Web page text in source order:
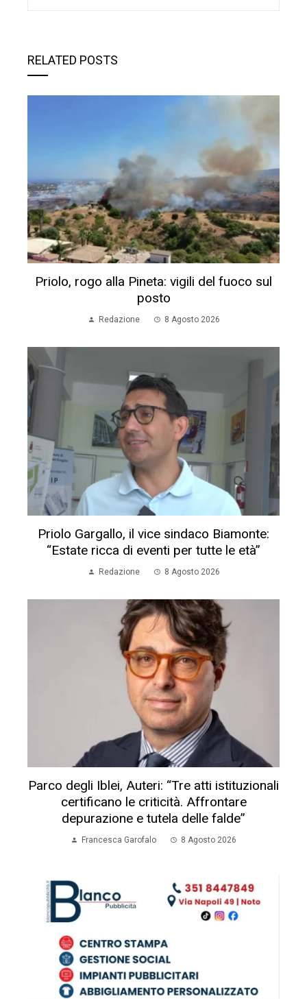
RELATED POSTS
Priolo, rogo alla Pineta: vigili del fuoco sul
posto
Redazione 8 Agosto 2026
Priolo Gargallo, il vice sindaco Biamonte:
“Estate ricca di eventi per tutte le età”
Redazione 8 Agosto 2026
Parco degli Iblei, Auteri: “Tre atti istituzionali
certificano le criticità. Affrontare
depurazione e tutela delle falde”
Francesca Garofalo 8 Agosto 2026